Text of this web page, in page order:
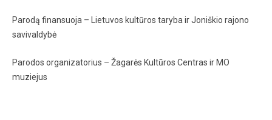
Parodą finansuoja – Lietuvos kultūros taryba ir Joniškio rajono
savivaldybė
Parodos organizatorius – Žagarės Kultūros Centras ir MO
muziejus